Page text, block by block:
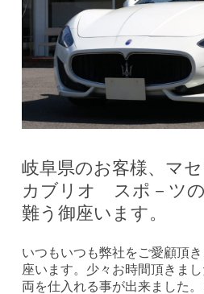
岐阜県のお客様、マ
カブリオ スポ－ツ
難う御座います。
いつもいつも弊社をご愛顧頂
座います。少々お時間頂きま
両を仕入れる事が出来ました